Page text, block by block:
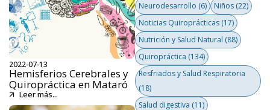
2022-07-13
Hemisferios Cerebrales y
Quiropráctica en Mataró
Leer más...
Neurodesarrollo (6) Niños (22)
Noticias Quiroprácticas (17)
Nutrición y Salud Natural (88)
Quiropráctica (134)
Resfriados y Salud Respiratoria
(18)
Salud digestiva (11)